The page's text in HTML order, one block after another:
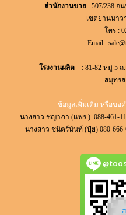
สำนักงานขาย : 507/238
เขตยานนาว
โทร :
Email :
โรงงานผลิต: 81-82 หมู่ 5 ถ.
สมุทรส
ข้อมูลเพิ่มเติม หรือขอ
นางสาว ชญาภา (แพร ) 088-461-
นางสาว ชนิตร์นันท์ (ปุ้ย) 080-666-